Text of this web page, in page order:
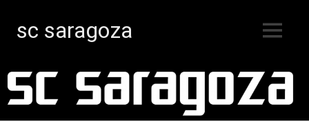
innehåll
sc saragoza
Kristinestad
sedan
MENY